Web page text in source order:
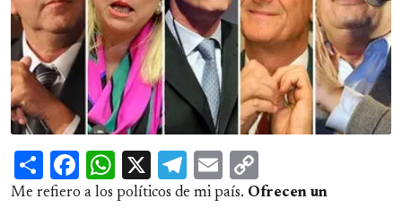
ShareFacebook
WhatsApp
X Telegram
Email
Link
Me refiero a los políticos de mi país. Ofrecen un